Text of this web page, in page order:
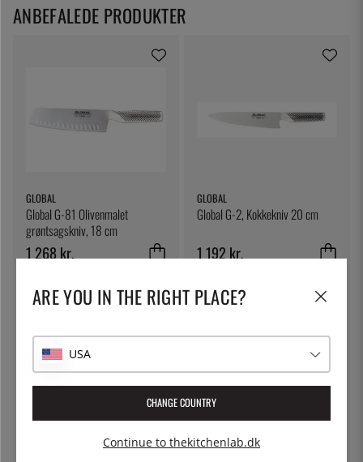
GLOBAL
Global G-81 Olivenmalet
grøntsagskniv, 18 cm
1 268 kr.
GLOBAL
Global G-2, Kokkekniv 20 cm
1 192 kr.
GLOBAL
ANBEFALEDE PRODUKTER
ARE YOU IN THE RIGHT PLACE?
USA
CHANGE COUNTRY
Continue to thekitchenlab.dk